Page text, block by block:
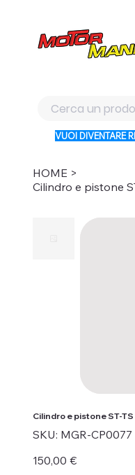
VUOI DIVENTARE
HOME >
Cilindro e pistone
Cilindro e pistone ST-
SKU: SKU
MGR-
MGR-CP0077
Prezzo
150,00 €